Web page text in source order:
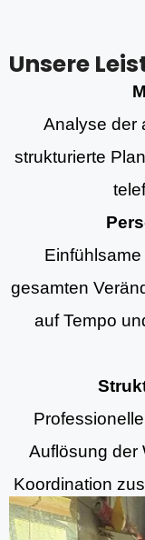
Unsere
Analyse der
strukturierte
gesamten
auf Tempo
Auflösung der
Koordination